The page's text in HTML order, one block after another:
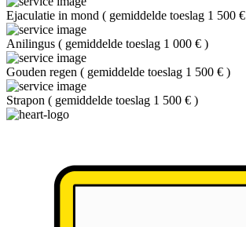
Ejaculatie in mond ( gemiddelde toeslag 1 500 €
Anilingus ( gemiddelde toeslag 1 000 € )
Gouden regen ( gemiddelde toeslag 1 500 € )
Strapon ( gemiddelde toeslag 1 500 € )